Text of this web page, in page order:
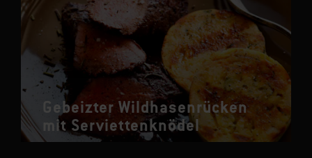
Gebeizter Wildhasenrücken
mit Serviettenknödel